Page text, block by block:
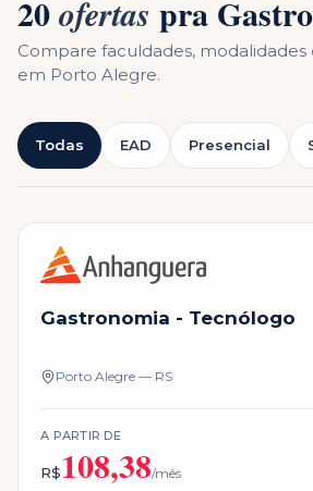
20ofertas pra
Compare faculdades, modalidades
em Porto Alegre.
Todas EAD Presencial
Gastronomia - Tecnólogo
Porto Alegre — RS
A PARTIR DE
R$108,38/mês